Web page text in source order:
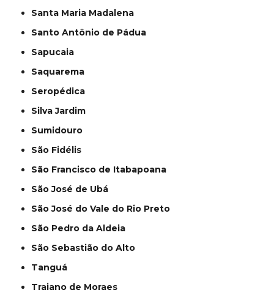
Santa Maria Madalena
Santo Antônio de Pádua
Sapucaia
Saquarema
Seropédica
Silva Jardim
Sumidouro
São Fidélis
São Francisco de Itabapoana
São José de Ubá
São José do Vale do Rio Preto
São Pedro da Aldeia
São Sebastião do Alto
Tanguá
Trajano de Moraes